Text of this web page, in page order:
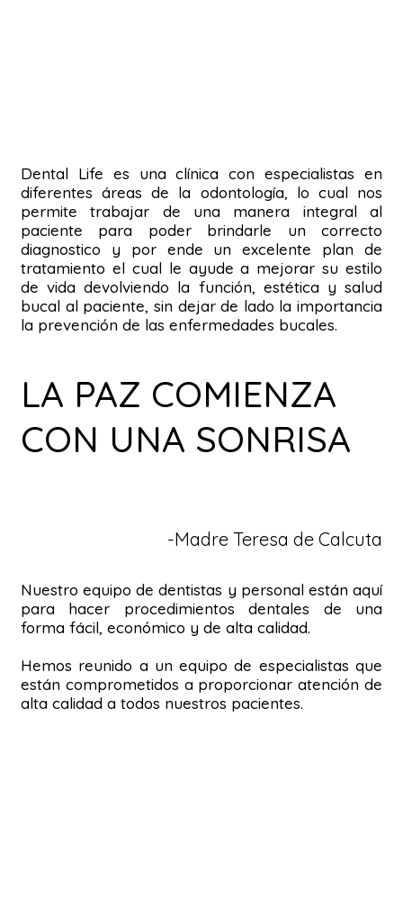
Dental Life es una clínica con especialistas en
diferentes áreas de la odontología, lo cual nos
permite trabajar de una manera integral al
paciente para poder brindarle un correcto
diagnostico y por ende un excelente plan de
tratamiento el cual le ayude a mejorar su estilo
de vida devolviendo la función, estética y salud
bucal al paciente, sin dejar de lado la importancia
la prevención de las enfermedades bucales.
LA PAZ COMIENZA
CON UNA SONRISA
-Madre Teresa de Calcuta
Nuestro equipo de dentistas y personal están aquí
para hacer procedimientos dentales de una
forma fácil, económico y de alta calidad.
Hemos reunido a un equipo de especialistas que
están comprometidos a proporcionar atención de
alta calidad a todos nuestros pacientes.